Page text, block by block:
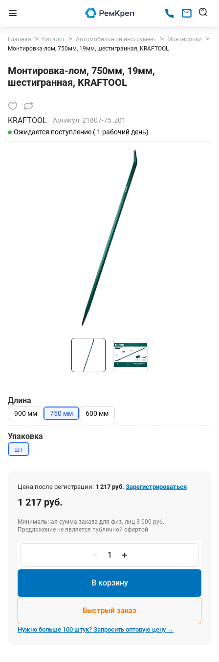
Главная Каталог Автомобильный инструмент
Монтировки
Монтировка-лом, 750мм, 19мм, шестигранная, KRAFTOOL
Монтировка-лом, 750мм, 19мм,
шестигранная, KRAFTOOL
KRAFTOOL Артикул:21807-75_z01
Ожидается поступление ( 1 рабочий день)
Длина
900 мм 750 мм 600 мм
Упаковка
шт
Цена после регистрации: 1 217 руб. Зарегистрироваться
1 217 руб.
Минимальная сумма заказа для физ. лиц 3 000 руб.
Предложение не является публичной офертой
В корзину
Быстрый заказ
Нужно больше 100 штук? Запросить оптовую цену →